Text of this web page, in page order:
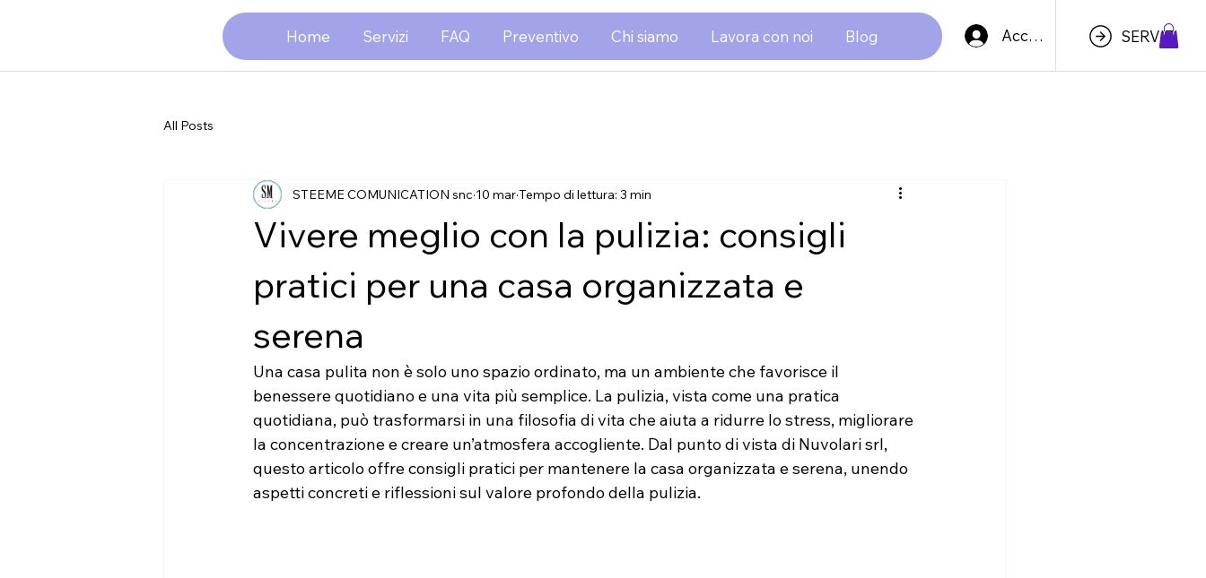
Home Servizi FAQ Preventivo Chi siamo Lavora con noi Blog Accedi SERVIZI
All Posts
Vivere meglio con la pulizia: consigli
pratici per una casa organizzata e
serena
STEEME COMUNICATION snc 10 marTempo di lettura: 3 min
Una casa pulita non è solo uno spazio ordinato, ma un ambiente che favorisce il
benessere quotidiano e una vita più semplice. La pulizia, vista come una pratica
quotidiana, può trasformarsi in una filosofia di vita che aiuta a ridurre lo stress, migliorare
la concentrazione e creare un’atmosfera accogliente. Dal punto di vista di Nuvolari srl,
questo articolo offre consigli pratici per mantenere la casa organizzata e serena, unendo
aspetti concreti e riflessioni sul valore profondo della pulizia.